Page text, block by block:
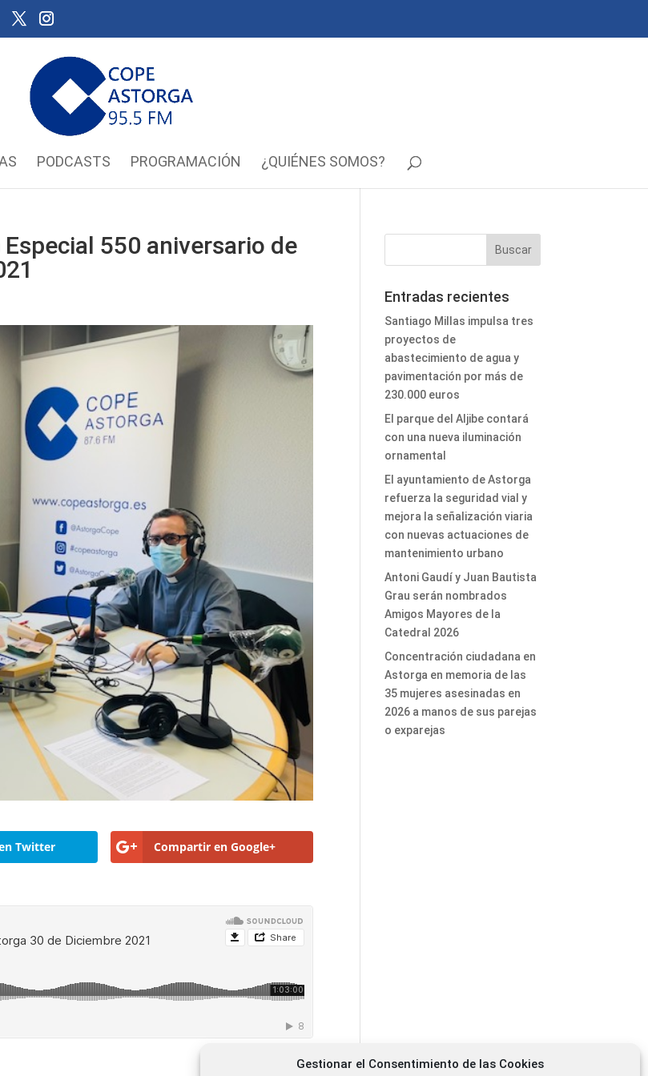
Gestionar el Consentimiento de las Cookies
PODCASTS PROGRAMACIÓN ¿QUIÉNES SOMOS?
550 aniversario de
Twitter Compartir en Google+
Entradas recientes
Santiago Millas impulsa tres
proyectos de
abastecimiento de agua y
pavimentación por más de
230.000 euros
El parque del Aljibe contará
con una nueva iluminación
ornamental
El ayuntamiento de Astorga
refuerza la seguridad vial y
mejora la señalización viaria
con nuevas actuaciones de
mantenimiento urbano
Antoni Gaudí y Juan Bautista
Grau serán nombrados
Amigos Mayores de la
Catedral 2026
Concentración ciudadana en
Astorga en memoria de las
35 mujeres asesinadas en
2026 a manos de sus parejas
o exparejas